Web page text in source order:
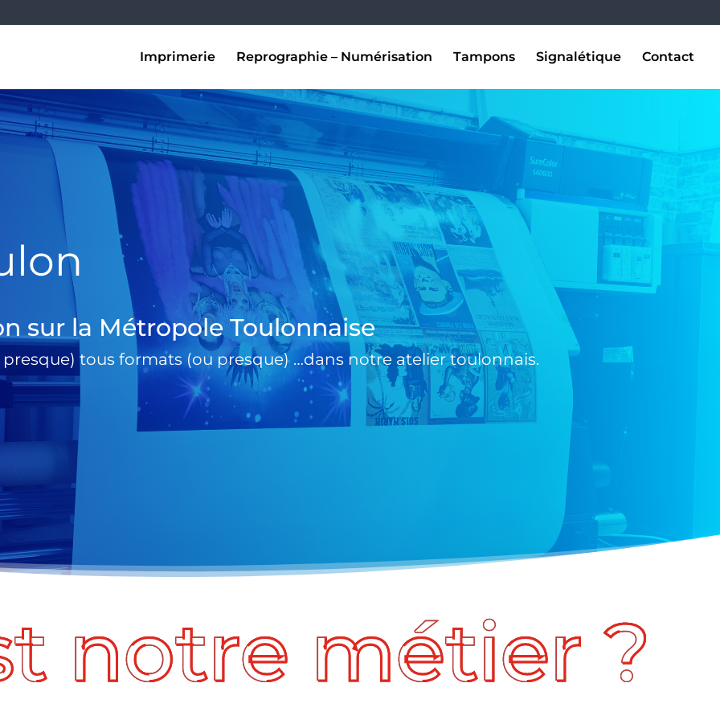
Imprimerie Reprographie – Numérisation Tampons Signalétique Contact
sur la Métropole Toulonnaise
tous formats (ou presque) …dans notre atelier toulonnais.